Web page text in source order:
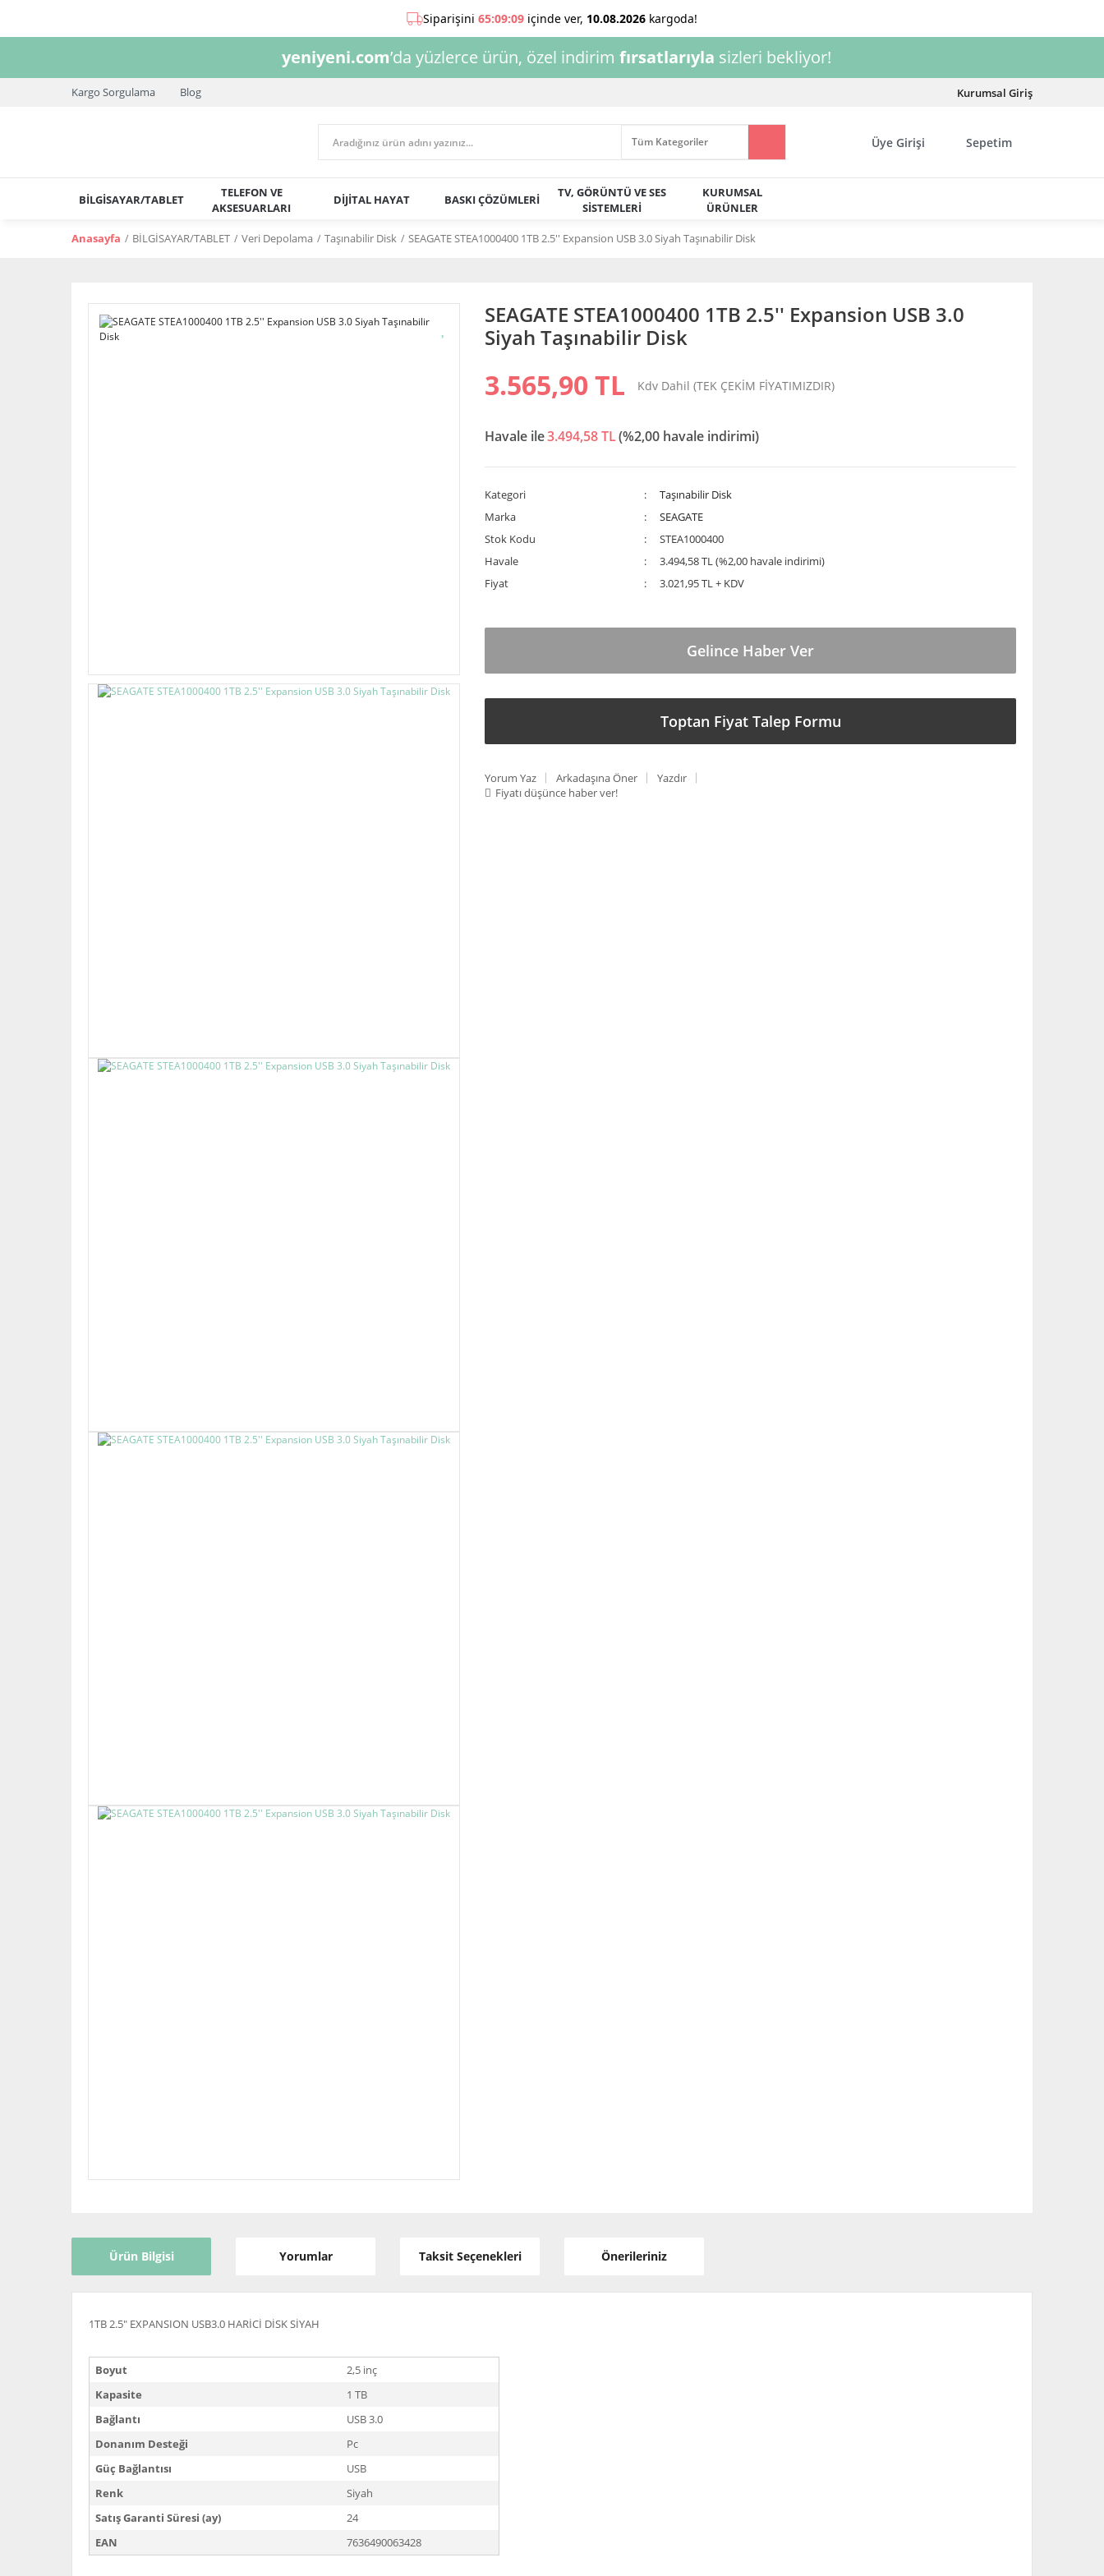
yeniyeni.com’da yüzlerce ürün, özel indirim fırsatlarıyla sizleri bekliyor!
Kargo Sorgulama Blog Kurumsal Giriş
Üye Girişi Sepetim
BİLGİSAYAR/TABLET
TELEFON VE
AKSESUARLARI
DİJİTAL HAYAT BASKI ÇÖZÜMLERİ
TV, GÖRÜNTÜ VE SES
SİSTEMLERİ
KURUMSAL
ÜRÜNLER
Anasayfa BİLGİSAYAR/TABLET Veri Depolama Taşınabilir Disk SEAGATE STEA1000400 1TB 2.5'' Expansion USB 3.0 Siyah Taşınabilir Disk
SEAGATE STEA1000400 1TB 2.5'' Expansion USB 3.0
Siyah Taşınabilir Disk
3.565,90 TL Kdv Dahil (TEK ÇEKİM FİYATIMIZDIR)
Havale ile3.494,58 TL(%2,00 havale indirimi)
Kategori
Taşınabilir Disk
Marka
SEAGATE
Stok Kodu
STEA1000400
Havale
3.494,58 TL (%2,00 havale indirimi)
Fiyat
3.021,95 TL + KDV
Gelince Haber Ver
Toptan Fiyat Talep Formu
Yorum Yaz Arkadaşına Öner
Yazdır
Fiyatı düşünce haber ver!
Ürün Bilgisi Yorumlar Taksit Seçenekleri Önerileriniz
1TB 2.5" EXPANSION USB3.0 HARİCİ DİSK SİYAH
Boyut
2,5 inç
Kapasite
1 TB
Bağlantı
USB 3.0
Donanım Desteği
Pc
Güç Bağlantısı
USB
Renk
Siyah
Satış Garanti Süresi (ay)
24
EAN
7636490063428